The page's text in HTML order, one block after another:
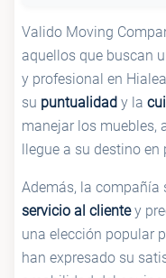
Valido Moving
aquellos que buscan
y profesional en
su puntualidad y la
manejar los muebles,
llegue a su destino
Además, la compañía
servicio al clientey
una elección popular
han expresado su